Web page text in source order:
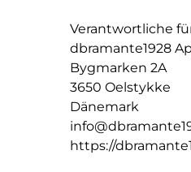
Verantwortliche
dbramante1928
Bygmarken 2A
3650 Oelstykke
Dänemark
https://